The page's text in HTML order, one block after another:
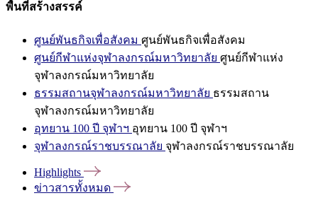
พื้นที่สร้างสรรค์
ศูนย์พันธกิจเพื่อสังคม ศูนย์พันธกิจเพื่อสังคม
ศูนย์กีฬาแห่งจุฬาลงกรณ์มหาวิทยาลัย ศูนย์กีฬาแห่ง
จุฬาลงกรณ์มหาวิทยาลัย
ธรรมสถานจุฬาลงกรณ์มหาวิทยาลัย ธรรมสถาน
จุฬาลงกรณ์มหาวิทยาลัย
อุทยาน 100 ปี จุฬาฯ อุทยาน 100 ปี จุฬาฯ
จุฬาลงกรณ์ราชบรรณาลัย จุฬาลงกรณ์ราชบรรณาลัย
Highlights
ข่าวสารทั้งหมด